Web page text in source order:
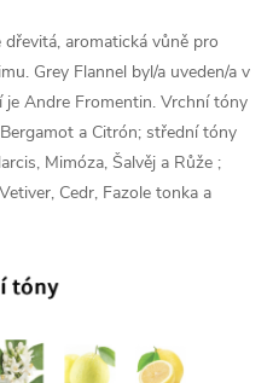
aromatická vůně pro
Grey Flannel byl/a uveden/a v
Andre Fromentin. Vrchní tóny
a Citrón; střední tóny
Mimóza, Šalvěj a Růže ;
Cedr, Fazole tonka a